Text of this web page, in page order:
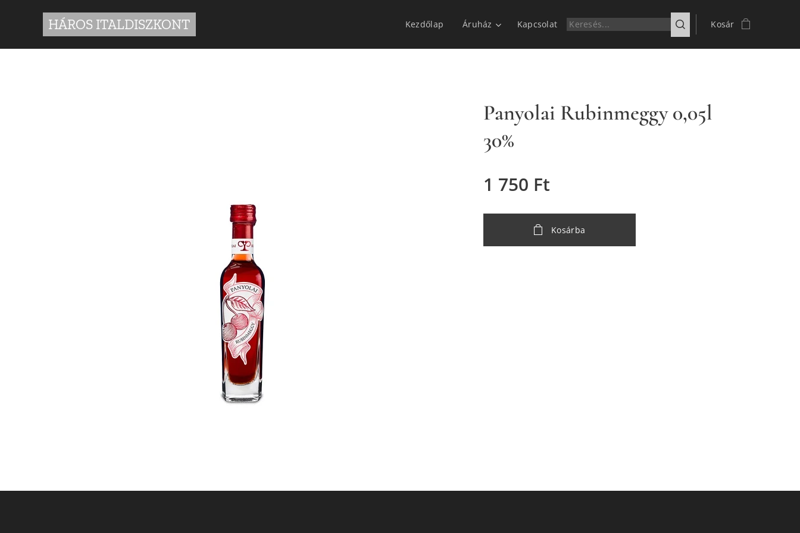
HÁROS ITALDISZKONT Kezdőlap Áruház Kapcsolat Kosár
Panyolai Rubinmeggy 0,05l
30%
1 750 Ft
Kosárba